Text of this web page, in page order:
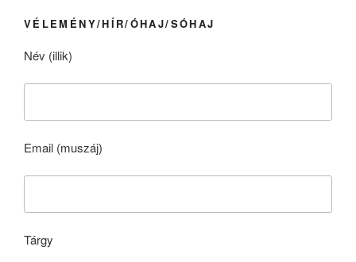
VÉLEMÉNY/HÍR/ÓHAJ/SÓHAJ
Név (illik)
Email (muszáj)
Tárgy